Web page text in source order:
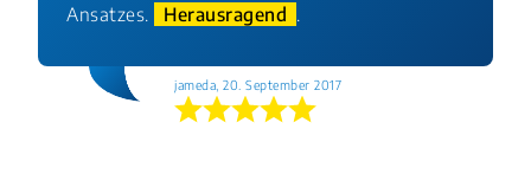
Ansatzes.
Herausragend .
jameda, 20. September 2017